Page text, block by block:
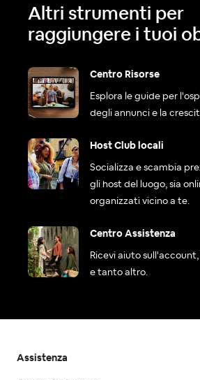
Altri strumenti per
raggiungere i tuoi
Centro Risorse
Esplora le guide per
degli annunci e la
Host Club locali
Socializza e scambia
gli host del luogo, sia
organizzati vicino a te.
Centro Assistenza
Ricevi aiuto
e tanto altro.
Assistenza